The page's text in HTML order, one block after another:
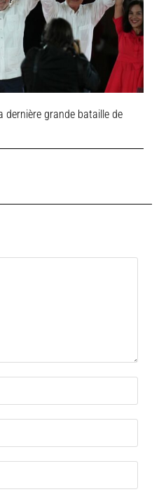
dernière grande bataille de